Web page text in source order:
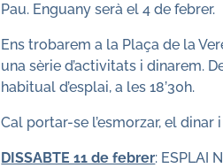
Pau. Enguany serà el 4 de febrer.
Ens trobarem a la Plaça de la
una sèrie d’activitats i dinarem.
habitual d’esplai, a les 18’30h.
Cal portar-se l’esmorzar, el dinar
DISSABTE 11 de febrer: ESPLAI